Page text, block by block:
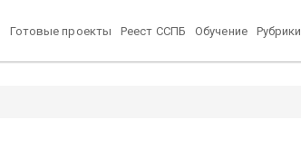
Готовые проекты Реест ССПБ Обучение Рубрики